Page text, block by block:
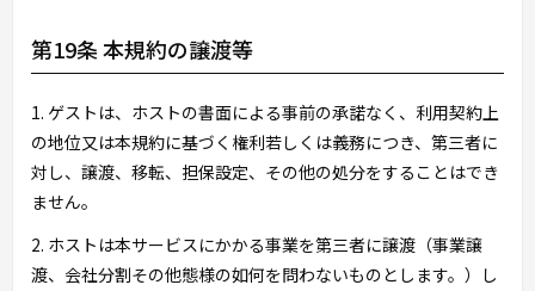
第19条 本規約の譲渡等
1. ゲストは、ホストの書面による事前の承諾なく、利用契約上
の地位又は本規約に基づく権利若しくは義務につき、第三者に
対し、譲渡、移転、担保設定、その他の処分をすることはでき
ません。
2. ホストは本サービスにかかる事業を第三者に譲渡（事業譲
渡、会社分割その他態様の如何を問わないものとします。）し